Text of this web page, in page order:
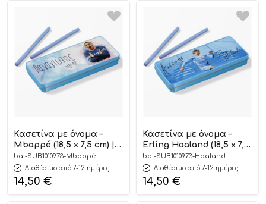
Κασετίνα με όνομα –
Mbappé (18,5 x 7,5 cm) |
SUB1010973
bal-SUB1010973-Mbappé
Διαθέσιμο από 7-12 ημέρες
14,50 €
Κασετίνα με όνομα –
Erling Haaland (18,5 x 7,5
cm) | SUB1010973
bal-SUB1010973-Haaland
Διαθέσιμο από 7-12 ημέρες
14,50 €